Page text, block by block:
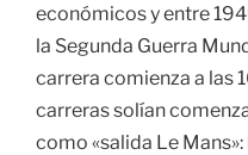
económicos y entre
la Segunda Guerra
carrera comienza a las
carreras solían
como «salida Le